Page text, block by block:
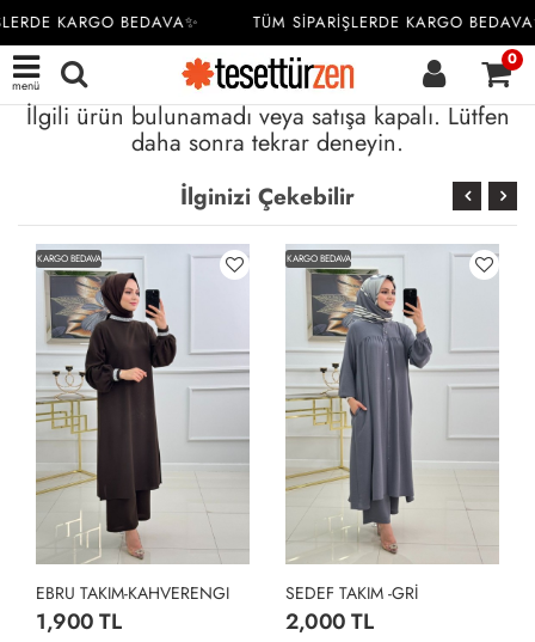
KARGO BEDAVA✨ TÜM SİPARİŞLERDE KARGO
menü
0
İlgili ürün bulunamadı veya satışa kapalı. Lütfen
daha sonra tekrar deneyin.
İlginizi Çekebilir
KARGO BEDAVA
EBRU TAKIM-KAHVERENGI
1,900 TL
KARGO BEDAVA
SEDEF TAKIM -GRİ
2,000 TL